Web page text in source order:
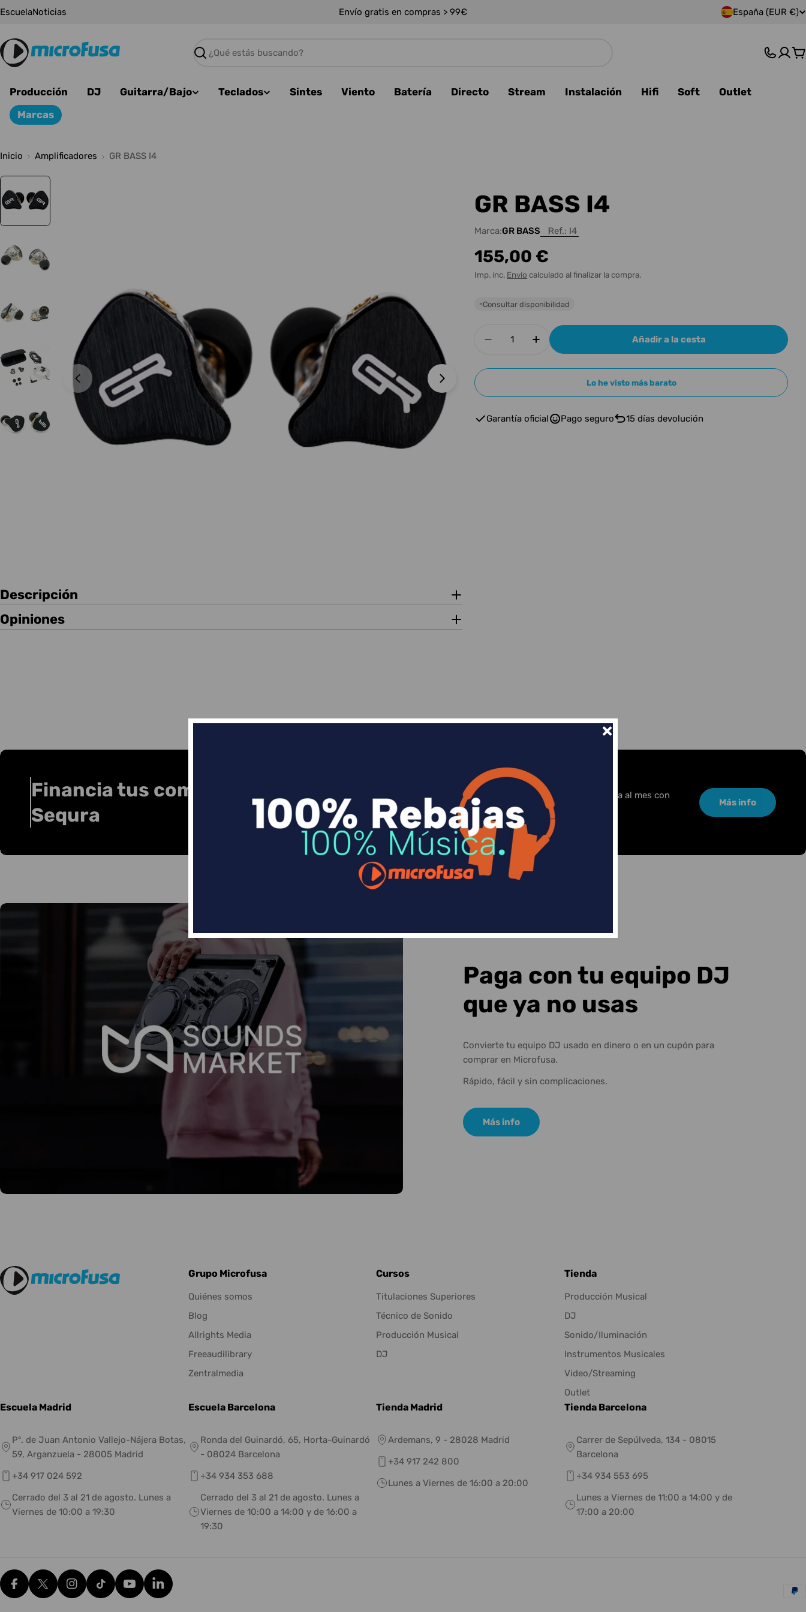
Saltar
EscuelaNoticias Envío gratis en compras > 99€
P
s
España (EUR €)
Buscar
Producción DJ Guitarra/Bajo Teclados Sintes Viento Batería Directo Stream Instalación Hifi Soft
Outlet
Marcas
Inicio Amplificadores GR BASS I4
Abrir medios 0 en modal Abrir medios 1 en modal
Descripción
Opiniones
GR BASS I4
Marca:GR BASS Ref.: I4
Precio
habitual
155,00 €
Imp. inc. Envío calculado al finalizar la compra.
○Consultar disponibilidad
Disminuir cantidad para GR BASS I4
Aumentar cantidad para GR BASS I4
Añadir a la cesta
Lo he visto más barato
Garantía oficial Pago seguro 15 días devolución
Financia tus compras con
Sequra
Divide en 3 sin coste o hasta en 18 meses por una pequeña cuota al mes con
Más info
Paga con tu equipo DJ
que ya no usas
Convierte tu equipo DJ usado en dinero o en un cupón para
comprar en Microfusa.
Rápido, fácil y sin complicaciones.
Más info
Grupo Microfusa
Quiénes somos
Blog
Allrights Media
Freeaudilibrary
Zentralmedia
Cursos
Titulaciones Superiores
Técnico de Sonido
Producción Musical
DJ
Tienda
Producción Musical
DJ
Sonido/Iluminación
Instrumentos Musicales
Video/Streaming
Outlet
Escuela Madrid
Pº. de Juan Antonio Vallejo-Nájera Botas,
59, Arganzuela - 28005 Madrid
+34 917 024 592
Cerrado del 3 al 21 de agosto. Lunes a
Viernes de 10:00 a 19:30
Escuela Barcelona
Ronda del Guinardó, 65, Horta-Guinardó
- 08024 Barcelona
+34 934 353 688
Cerrado del 3 al 21 de agosto. Lunes a
Viernes de 10:00 a 14:00 y de 16:00 a
19:30
Tienda Madrid
Ardemans, 9 - 28028 Madrid
+34 917 242 800
Lunes a Viernes de 16:00 a 20:00
Tienda Barcelona
Carrer de Sepúlveda, 134 - 08015
Barcelona
+34 934 553 695
Lunes a Viernes de 11:00 a 14:00 y de
17:00 a 20:00
FacebookX (Twitter)Instagram
tiktok YouTubeTranslation missing: es.general.social.links.linkedin